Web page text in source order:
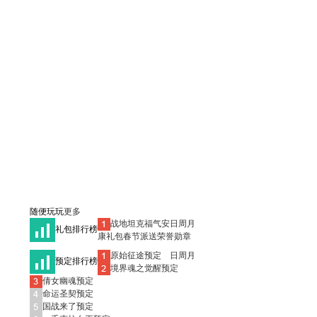
随便玩玩更多
礼包排行榜
日 周 月
战地坦克福气安
康礼包春节派送荣誉勋章
预定排行榜
日 周 月
原始征途预定
境界魂之觉醒预定
倩女幽魂预定
命运圣契预定
国战来了预定